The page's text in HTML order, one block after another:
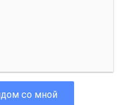
со мной